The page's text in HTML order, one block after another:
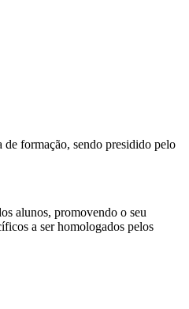
de formação, sendo presidido pelo
alunos, promovendo o seu
a ser homologados pelos